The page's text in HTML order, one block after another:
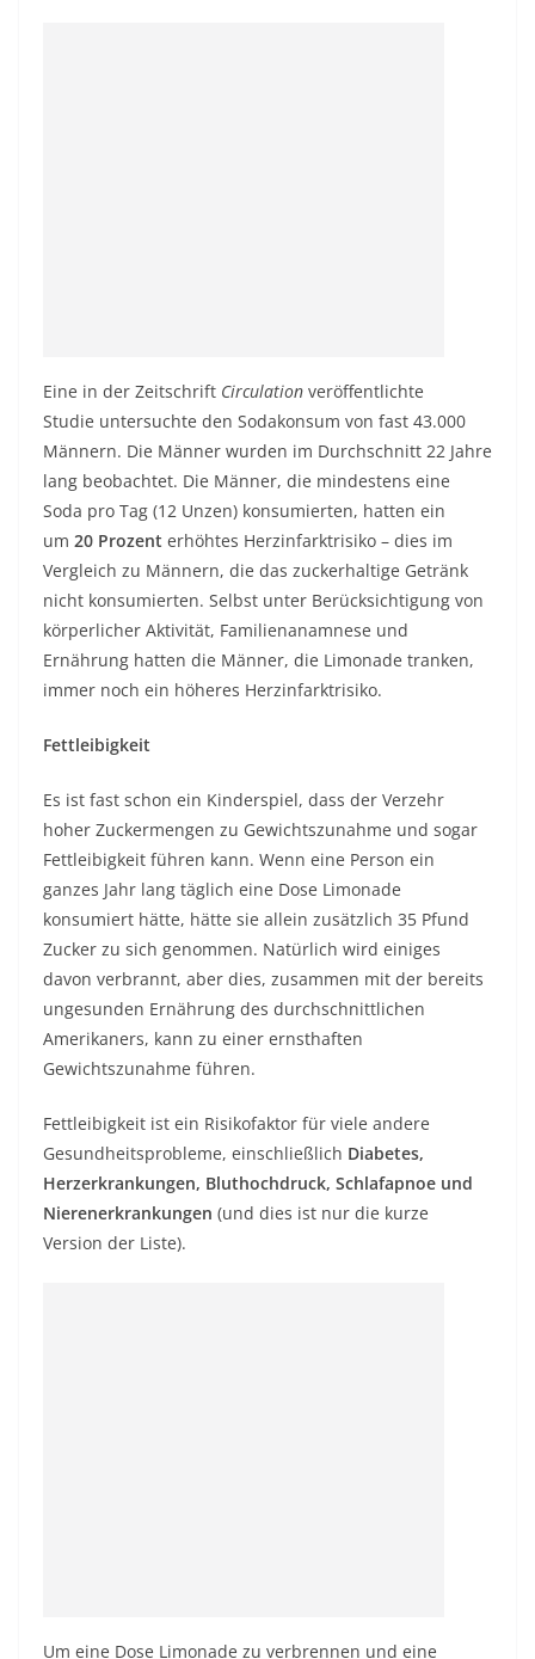
Eine in der Zeitschrift Circulation veröffentlichte
Studie untersuchte den Sodakonsum von fast 43.000
Männern. Die Männer wurden im Durchschnitt 22 Jahre
lang beobachtet. Die Männer, die mindestens eine
Soda pro Tag (12 Unzen) konsumierten, hatten ein
um 20 Prozent erhöhtes Herzinfarktrisiko – dies im
Vergleich zu Männern, die das zuckerhaltige Getränk
nicht konsumierten. Selbst unter Berücksichtigung von
körperlicher Aktivität, Familienanamnese und
Ernährung hatten die Männer, die Limonade tranken,
immer noch ein höheres Herzinfarktrisiko.
Fettleibigkeit
Es ist fast schon ein Kinderspiel, dass der Verzehr
hoher Zuckermengen zu Gewichtszunahme und sogar
Fettleibigkeit führen kann. Wenn eine Person ein
ganzes Jahr lang täglich eine Dose Limonade
konsumiert hätte, hätte sie allein zusätzlich 35 Pfund
Zucker zu sich genommen. Natürlich wird einiges
davon verbrannt, aber dies, zusammen mit der bereits
ungesunden Ernährung des durchschnittlichen
Amerikaners, kann zu einer ernsthaften
Gewichtszunahme führen.
Fettleibigkeit ist ein Risikofaktor für viele andere
Gesundheitsprobleme, einschließlich Diabetes,
Herzerkrankungen, Bluthochdruck, Schlafapnoe und
Nierenerkrankungen (und dies ist nur die kurze
Version der Liste).
Um eine Dose Limonade zu verbrennen und eine